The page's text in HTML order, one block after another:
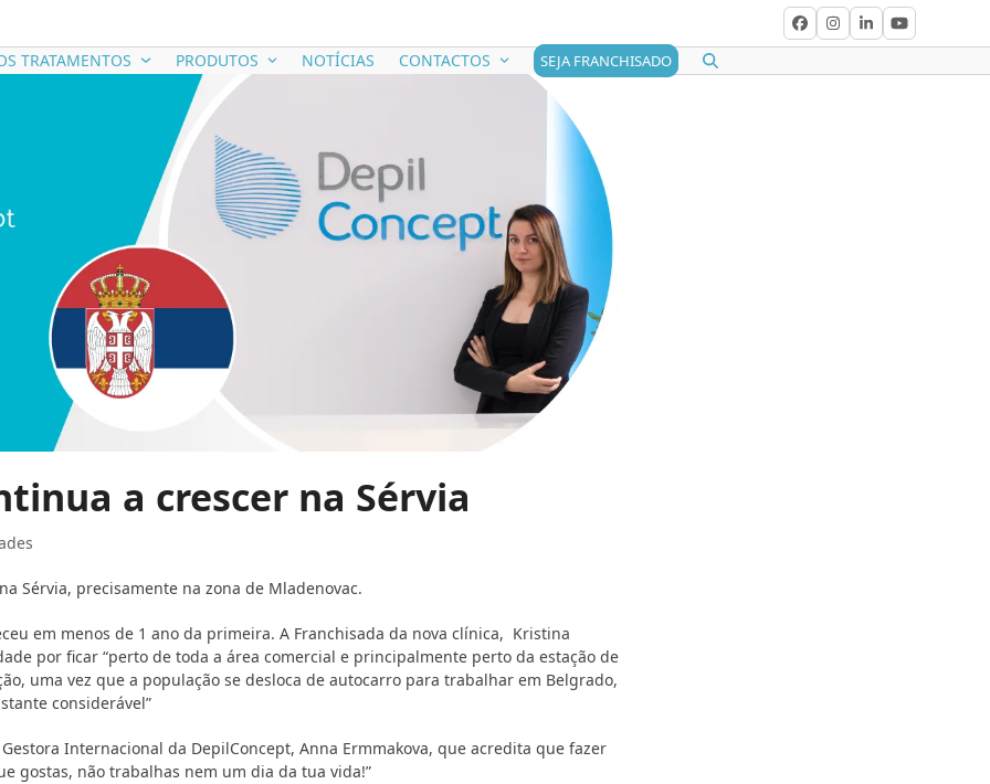
FacebookInstagram
LinkedInYouTube
TRATAMENTOS
PRODUTOS NOTÍCIAS CONTACTOS SEJA FRANCHISADO
a crescer na Sérvia
Sérvia, precisamente na zona de Mladenovac.
em menos de 1 ano da primeira. A Franchisada da nova clínica, Kristina
por ficar “perto de toda a área comercial e principalmente perto da estação de
uma vez que a população se desloca de autocarro para trabalhar em Belgrado,
considerável”
Internacional da DepilConcept, Anna Ermmakova, que acredita que fazer
gostas, não trabalhas nem um dia da tua vida!”